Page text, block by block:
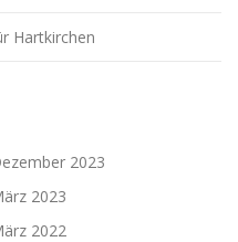
Hartkirchen
2023
2023
2022